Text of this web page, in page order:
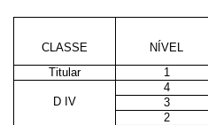
CLASSE NÍVEL
Titular 1
4
D IV
3
2